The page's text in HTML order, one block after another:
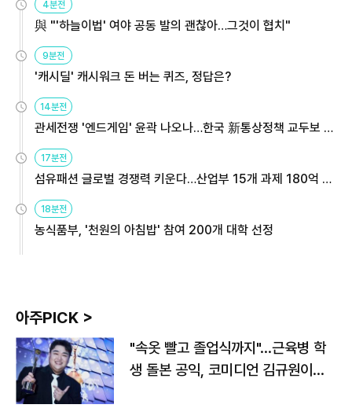
4분전
與 "'하늘이법' 여야 공동 발의 괜찮아…그것이 협치"
9분전
'캐시딜' 캐시워크 돈 버는 퀴즈, 정답은?
14분전
관세전쟁 '엔드게임' 윤곽 나오나…한국 新통상정책 교두보 활
용해야
17분전
섬유패션 글로벌 경쟁력 키운다…산업부 15개 과제 180억 지
원
18분전
농식품부, '천원의 아침밥' 참여 200개 대학 선정
아주PICK >
"속옷 빨고 졸업식까지"…근육병 학
생 돌본 공익, 코미디언 김규원이었